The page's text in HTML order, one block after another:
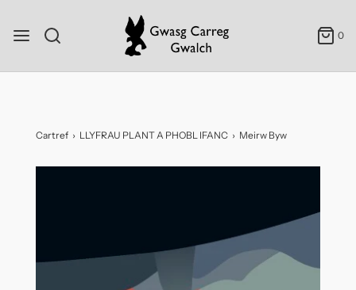
0
Cartref › LLYFRAU PLANT A PHOBL IFANC › Meirw Byw